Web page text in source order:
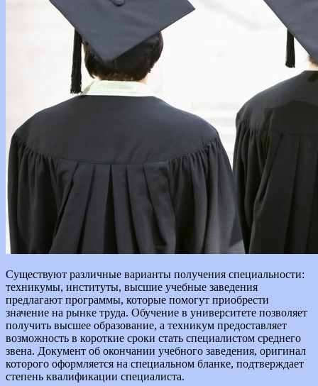
Существуют различные варианты получения специальности:
техникумы, институты, высшие учебные заведения
предлагают программы, которые помогут приобрести
значение на рынке труда. Обучение в университете позволяет
получить высшее образование, а техникум предоставляет
возможность в короткие сроки стать специалистом среднего
звена. Документ об окончании учебного заведения, оригинал
которого оформляется на специальном бланке, подтверждает
степень квалификации специалиста.